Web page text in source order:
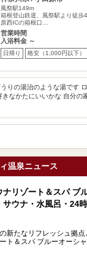
風祭駅149m
箱根登山鉄道、風祭駅より徒歩
原西ICの箱根口…
営業時間
入浴料金 ～
日帰り 格安（1,000円以下）
りの湯治のような湯です
きなかたにいいかな 自分の
温泉ニュース
ナリゾート＆スパ ブ
サウナ・水風呂・24
新たなリフレッシュ拠
ト＆スパ ブルーオーシ